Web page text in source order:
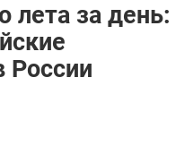
лета за день:
России